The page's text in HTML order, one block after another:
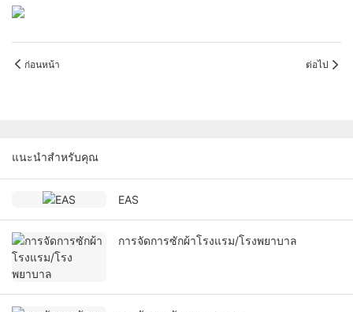
ก่อนหน้า ต่อไป
แนะนำสำหรับคุณ
EAS
การจัดการซักผ้าโรงแรม/โรงพยาบาล